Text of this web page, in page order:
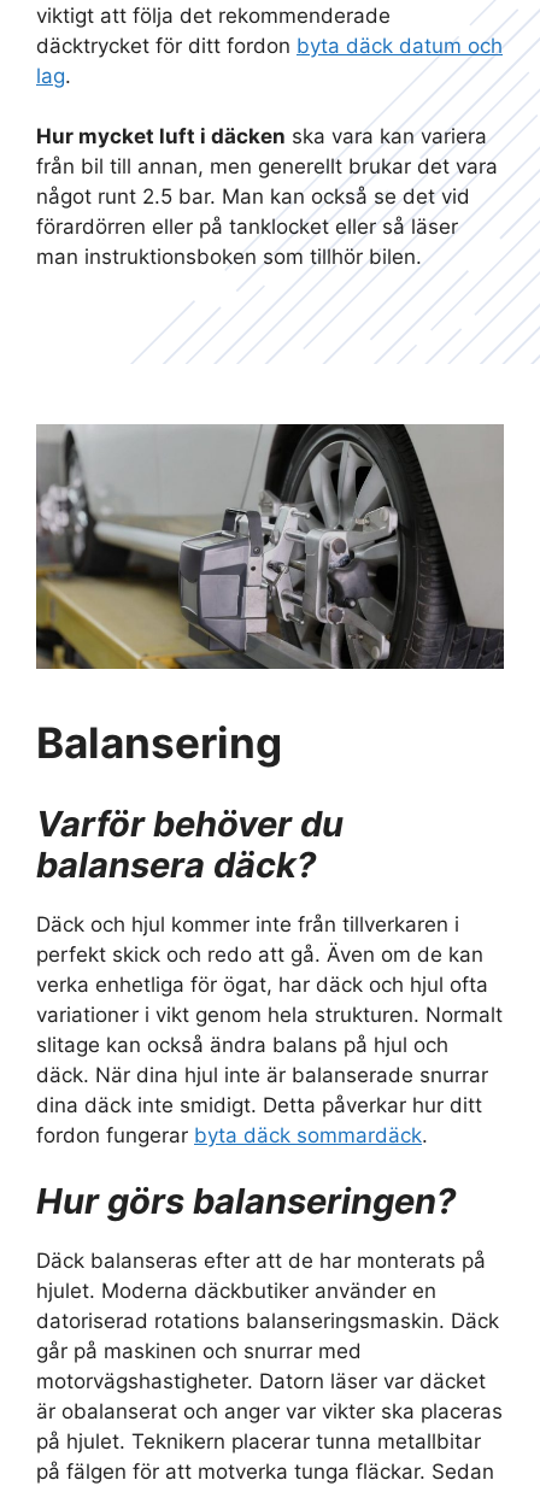
viktigt att följa det rekommenderade
däcktrycket för ditt fordon byta däck datum och
lag.
Hur mycket luft i däcken ska vara kan variera
från bil till annan, men generellt brukar det vara
något runt 2.5 bar. Man kan också se det vid
förardörren eller på tanklocket eller så läser
man instruktionsboken som tillhör bilen.
Balansering
Varför behöver du
balansera däck?
Däck och hjul kommer inte från tillverkaren i
perfekt skick och redo att gå. Även om de kan
verka enhetliga för ögat, har däck och hjul ofta
variationer i vikt genom hela strukturen. Normalt
slitage kan också ändra balans på hjul och
däck. När dina hjul inte är balanserade snurrar
dina däck inte smidigt. Detta påverkar hur ditt
fordon fungerar byta däck sommardäck.
Hur görs balanseringen?
Däck balanseras efter att de har monterats på
hjulet. Moderna däckbutiker använder en
datoriserad rotations balanseringsmaskin. Däck
går på maskinen och snurrar med
motorvägshastigheter. Datorn läser var däcket
är obalanserat och anger var vikter ska placeras
på hjulet. Teknikern placerar tunna metallbitar
på fälgen för att motverka tunga fläckar. Sedan